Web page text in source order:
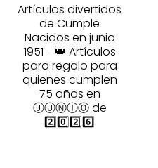
Artículos divertidos
de Cumple
Nacidos en junio
1951 - 👑 Artículos
para regalo para
quienes cumplen
75 años en
ⒿⓊⓃⒾⓄ de
2️⃣0️⃣2️⃣6️⃣